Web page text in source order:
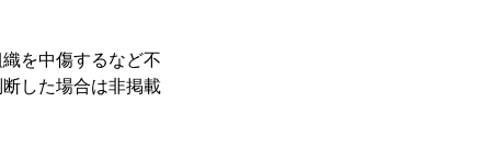
を中傷するなど不
した場合は非掲載